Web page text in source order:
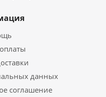
данных
соглашение